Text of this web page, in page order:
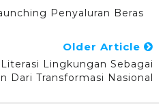
Penyaluran Beras
Older Article
Lingkungan Sebagai
Dari Transformasi Nasional